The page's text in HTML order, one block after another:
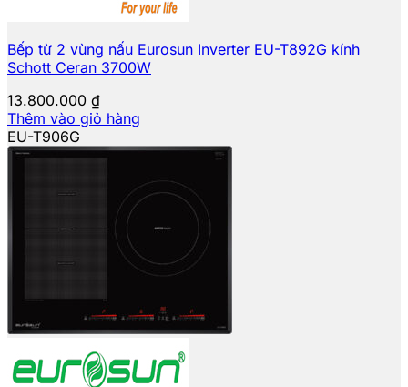
Bếp từ 2 vùng nấu Eurosun Inverter EU-T892G kính
Schott Ceran 3700W
13.800.000 ₫
Thêm vào giỏ hàng
EU-T906G